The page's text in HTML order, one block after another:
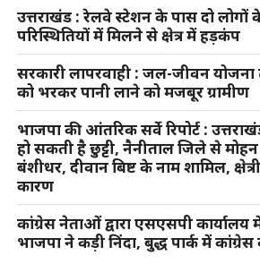
उत्तराखंड : रेलवे स्टेशन के पास दो लोगों
परिस्थितियों में मिलने से क्षेत्र में हड़कंप
सरकारी लापरवाही : जल-जीवन योजना
को भरकर पानी लाने को मजबूर ग्रामीण
भाजपा की आंतरिक सर्वे रिपोर्ट :
हो सकती है छुट्टी, नैनीताल जिले से मोहन
बंशीधर, दीवान बिष्ट के नाम शामिल,
कारण
कांग्रेस नेताओं द्वारा एसएसपी कार्यालय
भाजपा ने कड़ी निंदा, बुद्ध पार्क में